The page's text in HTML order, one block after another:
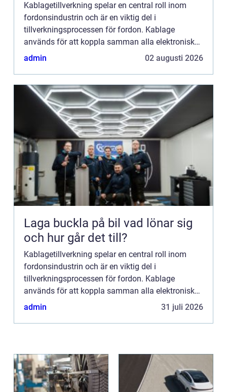
Kablagetillverkning spelar en central roll inom
fordonsindustrin och är en viktig del i
tillverkningsprocessen för fordon. Kablage
används för att koppla samman alla elektroniska
komponenter i en bil och säkerställer att...
admin 02 augusti 2026
Laga buckla på bil vad lönar sig
och hur går det till?
Kablagetillverkning spelar en central roll inom
fordonsindustrin och är en viktig del i
tillverkningsprocessen för fordon. Kablage
används för att koppla samman alla elektroniska
komponenter i en bil och säkerställer att...
admin 31 juli 2026